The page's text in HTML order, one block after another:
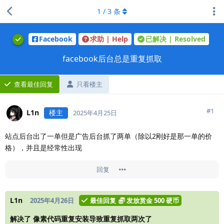
Facebook 求助 | Help 已解决 | Resolved
facebook后台总是重复抓取
查看最佳回复 只看楼主
1 / 3 条
L1n 楼主 2025年4月25日 #1
站点后台出了一单但是广告后台抓了两单（除以2刚好是那一单的价
格），并且是经常性出现
回复
L1n 2025年4月26日 最佳回复 发放赏金500 硬币
解决了 像素代码重复安装导致重复抓取两次了